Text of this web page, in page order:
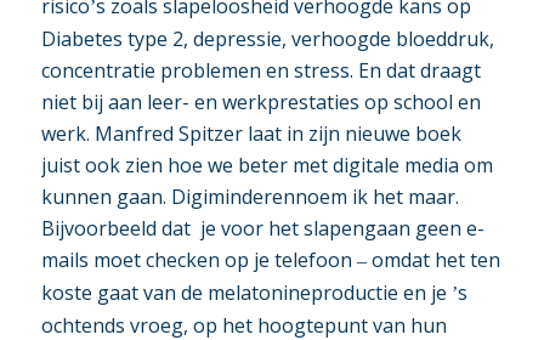
risico’s zoals slapeloosheid verhoogde kans op
Diabetes type 2, depressie, verhoogde bloeddruk,
concentratie problemen en stress. En dat draagt
niet bij aan leer- en werkprestaties op school en
werk. Manfred Spitzer laat in zijn nieuwe boek
juist ook zien hoe we beter met digitale media om
kunnen gaan. Digiminderennoem ik het maar.
Bijvoorbeeld dat je voor het slapengaan geen e-
mails moet checken op je telefoon –omdat het ten
koste gaat van de melatonineproductie en je ’s
ochtends vroeg, op het hoogtepunt van hun